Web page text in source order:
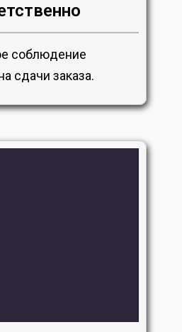
соблюдение
сдачи заказа.